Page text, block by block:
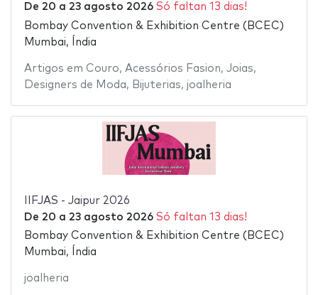
De 20 a 23 agosto 2026 Só faltan 13 dias!
Bombay Convention & Exhibition Centre (BCEC)
Mumbai, Índia
Artigos em Couro, Acessórios Fasion, Joias,
Designers de Moda, Bijuterias, joalheria
IIFJAS - Jaipur 2026
De 20 a 23 agosto 2026 Só faltan 13 dias!
Bombay Convention & Exhibition Centre (BCEC)
Mumbai, Índia
joalheria